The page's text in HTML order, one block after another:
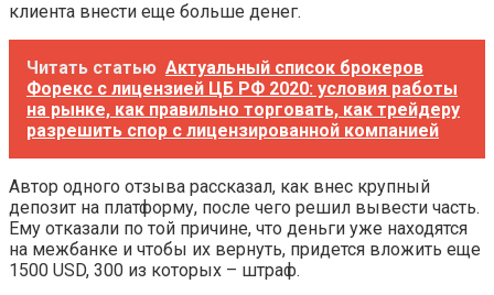
клиента внести еще больше денег.
Читать статью Актуальный список брокеров
Форекс с лицензией ЦБ РФ 2020: условия работы
на рынке, как правильно торговать, как трейдеру
разрешить спор с лицензированной компанией
Автор одного отзыва рассказал, как внес крупный
депозит на платформу, после чего решил вывести часть.
Ему отказали по той причине, что деньги уже находятся
на межбанке и чтобы их вернуть, придется вложить еще
1500 USD, 300 из которых – штраф.